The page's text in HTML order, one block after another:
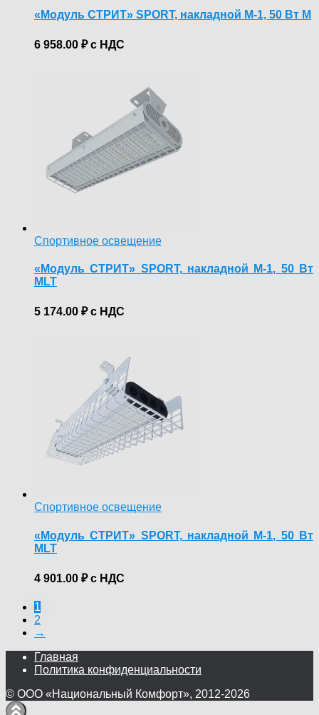
«Модуль СТРИТ» SPORT, накладной М-1, 50 Вт М
6 958.00 ₽с НДС
Спортивное освещение
«Модуль СТРИТ» SPORT, накладной М-1, 50 Вт
MLT
5 174.00 ₽с НДС
Спортивное освещение
«Модуль СТРИТ» SPORT, накладной М-1, 50 Вт
MLT
4 901.00 ₽с НДС
1
2
→
Главная
Политика конфиденциальности
© ООО «Национальный Комфорт», 2012-2026